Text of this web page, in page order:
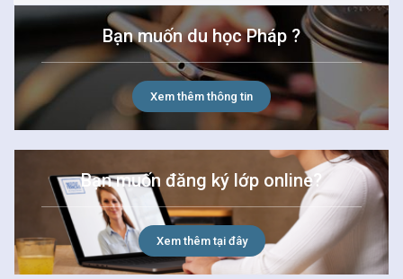
Bạn muốn du học Pháp ?
Xem thêm thông tin
Bạn muốn đăng ký lớp online?
Xem thêm tại đây